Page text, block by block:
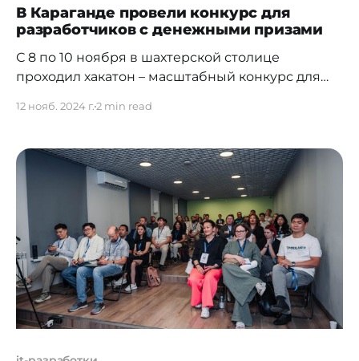
В Караганде провели конкурс для
разработчиков с денежными призами
С 8 по 10 ноября в шахтерской столице
проходил хакатон – масштабный конкурс для
течение 48 часов участники создавали свои
за денежный приз. Организатором
мероприятия стала местная стартап-
экосистема “Терриконовая долина”, а
партнерами выступили партнерами выступили
Freedom Holding Corp. и Freedom Şapağat.
Разработчикам
12 нояб. 2024 г.2 min read